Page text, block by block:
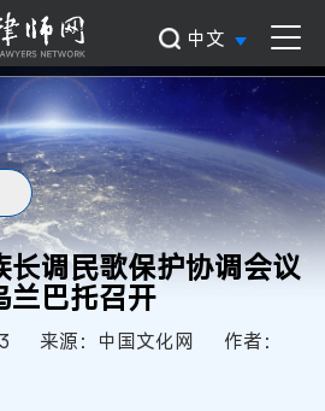
中文
长调民歌保护协调会议
兰巴托召开
来源：中国文化网 作者：